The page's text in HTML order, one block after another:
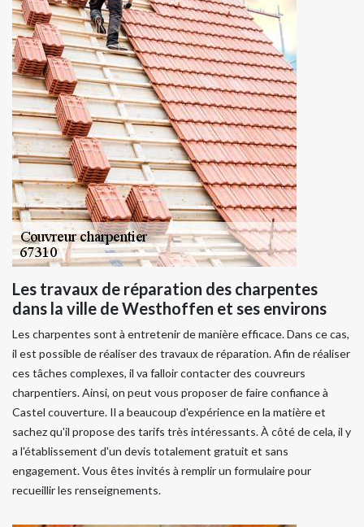
Les travaux de réparation des charpentes
dans la ville de Westhoffen et ses environs
Les charpentes sont à entretenir de manière efficace. Dans ce cas,
il est possible de réaliser des travaux de réparation. Afin de réaliser
ces tâches complexes, il va falloir contacter des couvreurs
charpentiers. Ainsi, on peut vous proposer de faire confiance à
Castel couverture. Il a beaucoup d'expérience en la matière et
sachez qu'il propose des tarifs très intéressants. À côté de cela, il y
a l'établissement d'un devis totalement gratuit et sans
engagement. Vous êtes invités à remplir un formulaire pour
recueillir les renseignements.